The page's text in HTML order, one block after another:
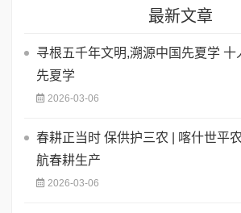
最新文章
寻根五千年文明,溯源中国先夏学 十
先夏学
2026-03-06
春耕正当时 保供护三农 | 喀什世平
航春耕生产
2026-03-06